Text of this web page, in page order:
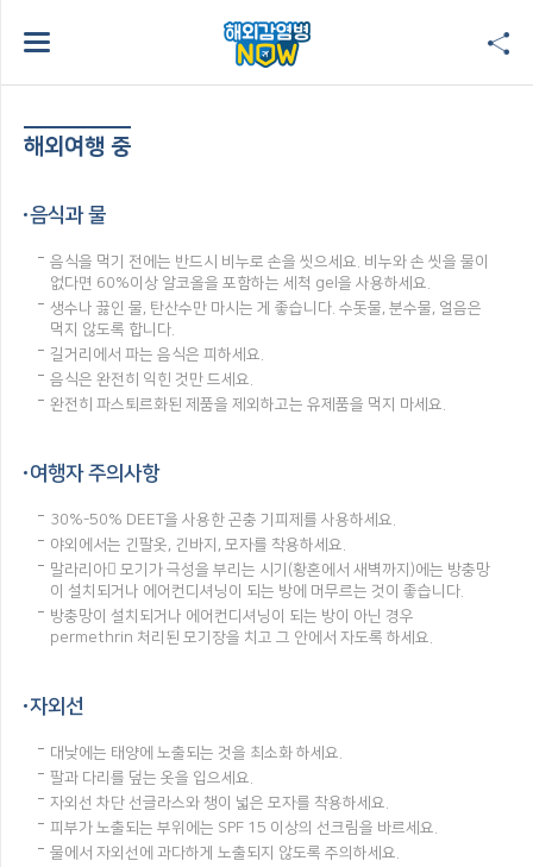
해외여행 중
음식과 물
음식을 먹기 전에는 반드시 비누로 손을 씻으세요. 비누와 손 씻을 물이
없다면 60%이상 알코올을 포함하는 세척 gel을 사용하세요.
생수나 끓인 물, 탄산수만 마시는 게 좋습니다. 수돗물, 분수물, 얼음은
먹지 않도록 합니다.
길거리에서 파는 음식은 피하세요.
음식은 완전히 익힌 것만 드세요.
완전히 파스퇴르화된 제품을 제외하고는 유제품을 먹지 마세요.
여행자 주의사항
30%-50% DEET을 사용한 곤충 기피제를 사용하세요.
야외에서는 긴팔옷, 긴바지, 모자를 착용하세요.
말라리아 모기가 극성을 부리는 시기(황혼에서 새벽까지)에는 방충망
이 설치되거나 에어컨디셔닝이 되는 방에 머무르는 것이 좋습니다.
방충망이 설치되거나 에어컨디셔닝이 되는 방이 아닌 경우
permethrin 처리된 모기장을 치고 그 안에서 자도록 하세요.
자외선
대낮에는 태양에 노출되는 것을 최소화 하세요.
팔과 다리를 덮는 옷을 입으세요.
자외선 차단 선글라스와 챙이 넓은 모자를 착용하세요.
피부가 노출되는 부위에는 SPF 15 이상의 선크림을 바르세요.
물에서 자외선에 과다하게 노출되지 않도록 주의하세요.